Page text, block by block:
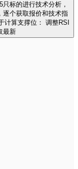
只标的进行技术分析，
逐个获取报价和技术指
计算支撑位： 调整RSI
最新